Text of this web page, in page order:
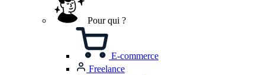
Pour qui ?
E-commerce
Freelance